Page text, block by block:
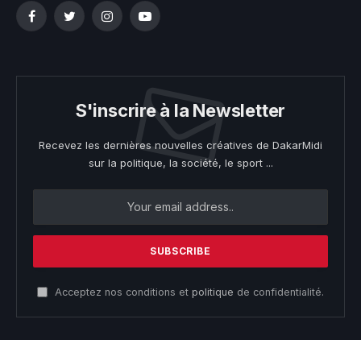
FacebookTwitterInstagramYouTube
S'inscrire à la Newsletter
Recevez les dernières nouvelles créatives de DakarMidi
sur la politique, la société, le sport ...
Acceptez nos conditions et politique de confidentialité.